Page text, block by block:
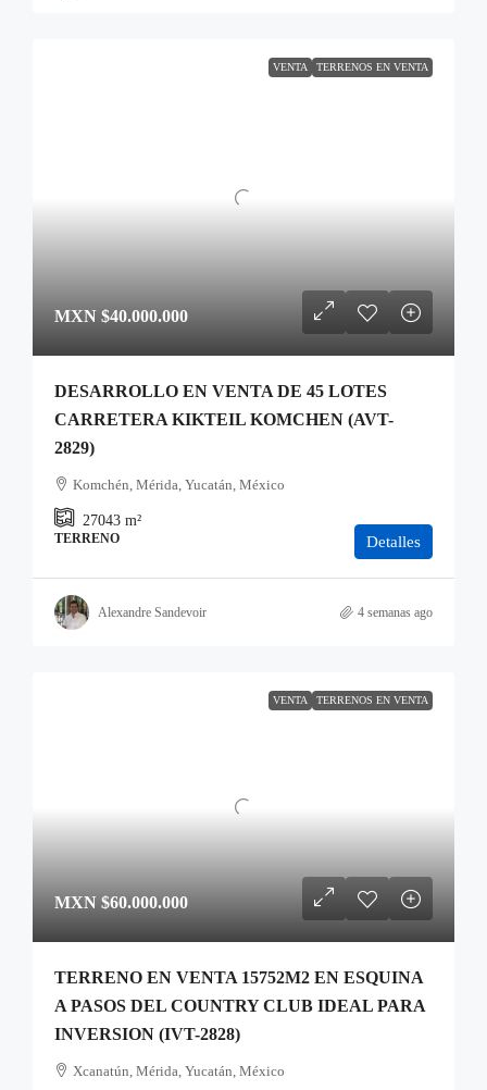
VENTA TERRENOS EN VENTA
MXN $40.000.000
DESARROLLO EN VENTA DE 45 LOTES
CARRETERA KIKTEIL KOMCHEN (AVT-
2829)
Komchén, Mérida, Yucatán, México
27043 m²
TERRENO Detalles
Alexandre Sandevoir 4 semanas ago
VENTA TERRENOS EN VENTA
MXN $60.000.000
TERRENO EN VENTA 15752M2 EN ESQUINA
A PASOS DEL COUNTRY CLUB IDEAL PARA
INVERSION (IVT-2828)
Xcanatún, Mérida, Yucatán, México